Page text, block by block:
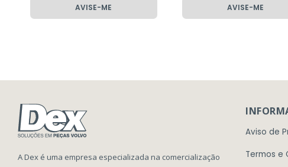
AVISE-ME AVISE-ME
A Dex é uma empresa especializada na comercialização
Aviso de
Termos e